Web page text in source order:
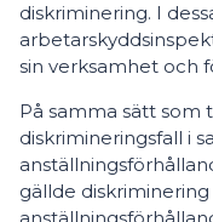
diskriminering. I
sin verksamhet och
På samma sätt som
diskrimineringsfall i
gällde